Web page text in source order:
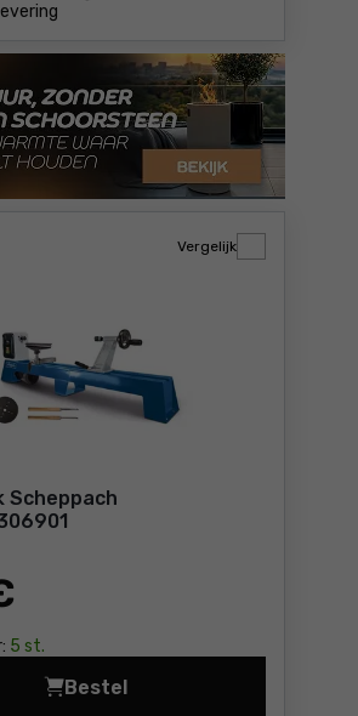
levering
Scheppach
5 st.
Vergelijk
Bestel
Draaibank Scheppach